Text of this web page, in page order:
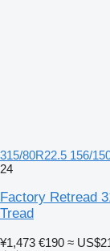
315/80R22.5 156/
24
Factory Retread
Tread
¥1,473 €190 ≈